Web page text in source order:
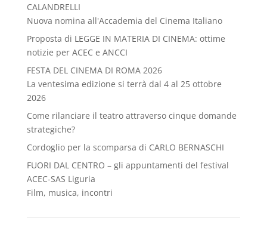
CALANDRELLI
Nuova nomina all'Accademia del Cinema Italiano
Proposta di LEGGE IN MATERIA DI CINEMA: ottime
notizie per ACEC e ANCCI
FESTA DEL CINEMA DI ROMA 2026
La ventesima edizione si terrà dal 4 al 25 ottobre
2026
Come rilanciare il teatro attraverso cinque domande
strategiche?
Cordoglio per la scomparsa di CARLO BERNASCHI
FUORI DAL CENTRO – gli appuntamenti del festival
ACEC-SAS Liguria
Film, musica, incontri